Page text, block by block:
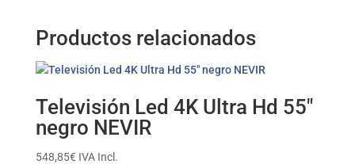
Productos relacionados
Televisión Led 4K Ultra Hd 55″
negro NEVIR
548,85€ IVA Incl.